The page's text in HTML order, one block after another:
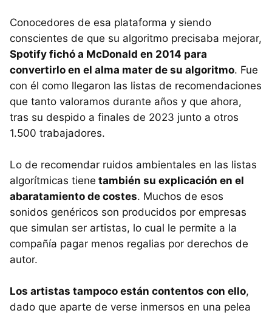
Conocedores de esa plataforma y siendo
conscientes de que su algoritmo precisaba mejorar,
Spotify fichó a McDonald en 2014 para
convertirlo en el alma mater de su algoritmo. Fue
con él como llegaron las listas de recomendaciones
que tanto valoramos durante años y que ahora,
tras su despido a finales de 2023 junto a otros
1.500 trabajadores.
Lo de recomendar ruidos ambientales en las listas
algorítmicas tiene también su explicación en el
abaratamiento de costes. Muchos de esos
sonidos genéricos son producidos por empresas
que simulan ser artistas, lo cual le permite a la
compañía pagar menos regalias por derechos de
autor.
Los artistas tampoco están contentos con ello,
dado que aparte de verse inmersos en una pelea